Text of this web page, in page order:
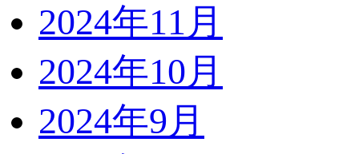
2024年11月
2024年10月
2024年9月